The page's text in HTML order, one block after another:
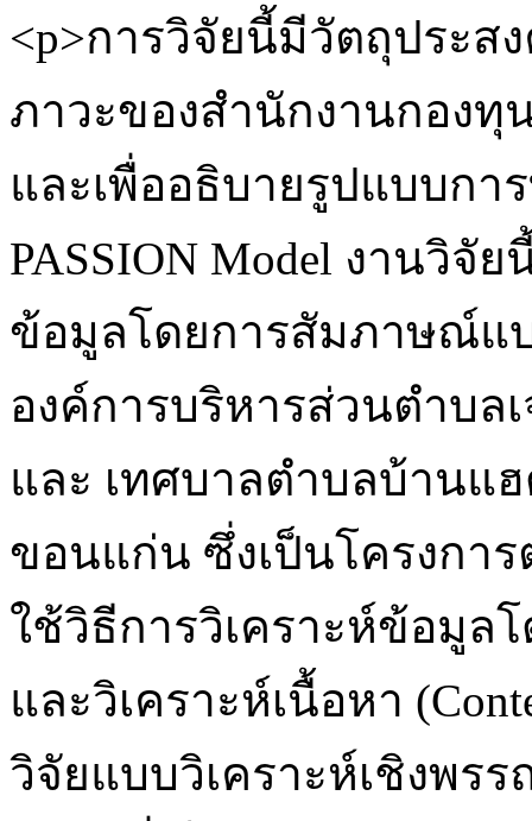
<p>การวิจัยนี้มีวัตถุประส
ภาวะของสำนักงานกอง
และเพื่ออธิบายรูปแบบก
PASSION Model งานวิจั
ข้อมูลโดยการสัมภาษณ์แ
องค์การบริหารส่วนตำบล
และ เทศบาลตำบลบ้านแ
ขอนแก่น ซึ่งเป็นโครงกา
ใช้วิธีการวิเคราะห์ข้อมูล
และวิเคราะห์เนื้อหา
วิจัยแบบวิเคราะห์เชิงพร